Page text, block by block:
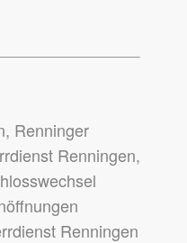
Renninger
Renningen,
Renningen